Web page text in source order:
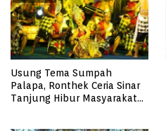
Usung Tema Sumpah
Palapa, Ronthek Ceria Sinar
Tanjung Hibur Masyarakat